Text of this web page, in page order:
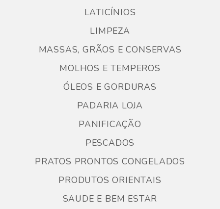
LATICÍNIOS
LIMPEZA
MASSAS, GRÃOS E CONSERVAS
MOLHOS E TEMPEROS
ÓLEOS E GORDURAS
PADARIA LOJA
PANIFICAÇÃO
PESCADOS
PRATOS PRONTOS CONGELADOS
PRODUTOS ORIENTAIS
SAUDE E BEM ESTAR